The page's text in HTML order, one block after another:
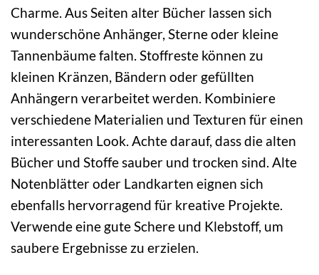
Charme. Aus Seiten alter Bücher lassen sich
wunderschöne Anhänger, Sterne oder kleine
Tannenbäume falten. Stoffreste können zu
kleinen Kränzen, Bändern oder gefüllten
Anhängern verarbeitet werden. Kombiniere
verschiedene Materialien und Texturen für einen
interessanten Look. Achte darauf, dass die alten
Bücher und Stoffe sauber und trocken sind. Alte
Notenblätter oder Landkarten eignen sich
ebenfalls hervorragend für kreative Projekte.
Verwende eine gute Schere und Klebstoff, um
saubere Ergebnisse zu erzielen.